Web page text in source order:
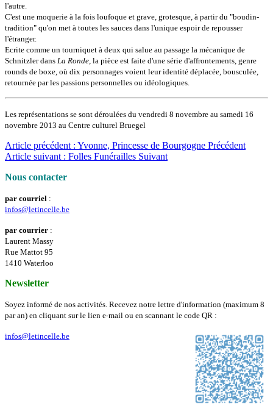
l'autre.
C'est une moquerie à la fois loufoque et grave, grotesque, à partir du "boudin-
tradition" qu'on met à toutes les sauces dans l'unique espoir de repousser
l'étranger.
Ecrite comme un tourniquet à deux qui salue au passage la mécanique de
Schnitzler dans La Ronde , la pièce est faite d'une série d'affrontements, genre
rounds de boxe, où dix personnages voient leur identité déplacée, bousculée,
retournée par les passions personnelles ou idéologiques.
Les représentations se sont déroulées du vendredi 8 novembre au samedi 16
novembre 2013 au Centre culturel Bruegel
Article précédent : Yvonne, Princesse de Bourgogne Précédent
Article suivant : Folles Funérailles Suivant
Nous contacter
par courriel :
infos@letincelle.be
par courrier :
Laurent Massy
Rue Mattot 95
1410 Waterloo
Newsletter
Soyez informé de nos activités. Recevez notre lettre d'information (maximum 8
par an) en cliquant sur le lien e-mail ou en scannant le code QR :
infos@letincelle.be